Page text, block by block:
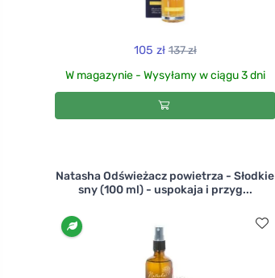
105 zł 137 zł
W magazynie - Wysyłamy w ciągu 3 dni
Natasha Odświeżacz powietrza - Słodkie
sny (100 ml) - uspokaja i przyg...